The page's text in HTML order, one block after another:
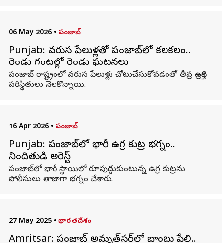
06 May 2026 • పంజాబ్
Punjab: వరుస పేలుళ్లతో పంజాబ్‌లో కలకలం..
రెండు గంటల్లో రెండు ఘటనలు
పంజాబ్ రాష్ట్రంలో వరుస పేలుళ్లు చోటుచేసుకోవడంతో తీవ్ర ఉద్రిక్త
పరిస్థితులు నెలకొన్నాయి.
16 Apr 2026 • పంజాబ్
Punjab: పంజాబ్‌లో భారీ ఉగ్ర కుట్ర భగ్నం..
నిందితుడి అరెస్ట్
పంజాబ్‌లో భారీ స్థాయిలో రూపుదిద్దుకుంటున్న ఉగ్ర కుట్రను
పోలీసులు తాజాగా భగ్నం చేశారు.
27 May 2025 • భారతదేశం
Amritsar: పంజాబ్ అమృత్‌సర్‌లో బాంబు పేలి..